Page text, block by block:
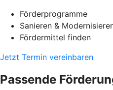
Förderprogramme
Sanieren &
Fördermittel finden
Jetzt Termin vereinbaren
Passende